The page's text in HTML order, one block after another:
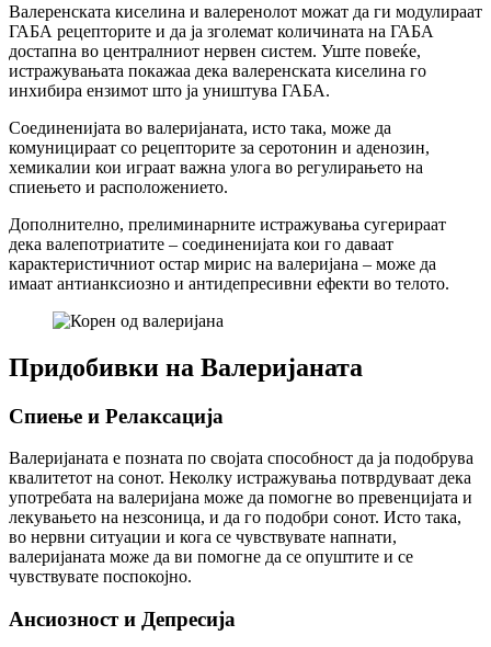
Валеренската киселина и валеренолот можат да ги модулираат
ГАБА рецепторите и да ја зголемат количината на ГАБА
достапна во централниот нервен систем. Уште повеќе,
истражувањата покажаа дека валеренската киселина го
инхибира ензимот што ја уништува ГАБА.
Соединенијата во валеријаната, исто така, може да
комуницираат со рецепторите за серотонин и аденозин,
хемикалии кои играат важна улога во регулирањето на
спиењето и расположението.
Дополнително, прелиминарните истражувања сугерираат
дека валепотриатите – соединенијата кои го даваат
карактеристичниот остар мирис на валеријана – може да
имаат антианксиозно и антидепресивни ефекти во телото.
Придобивки на Валеријаната
Спиење и Релаксација
Валеријаната е позната по својата способност да ја подобрува
квалитетот на сонот. Неколку истражувања потврдуваат дека
употребата на валеријана може да помогне во превенцијата и
лекувањето на незсоница, и да го подобри сонот. Исто така,
во нервни ситуации и кога се чувствувате напнати,
валеријаната може да ви помогне да се опуштите и се
чувствувате поспокојно.
Ансиозност и Депресија